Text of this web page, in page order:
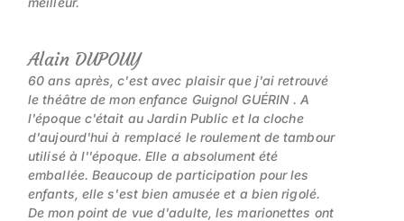
Alain DUPOUY
60 ans après, c'est avec plaisir que j'ai retrouvé
le théâtre de mon enfance Guignol GUÉRIN . A
l'époque c'était au Jardin Public et la cloche
d'aujourd'hui à remplacé le roulement de tambour
utilisé à l''époque. Elle a absolument été
emballée. Beaucoup de participation pour les
enfants, elle s'est bien amusée et a bien rigolé.
De mon point de vue d'adulte, les marionettes ont